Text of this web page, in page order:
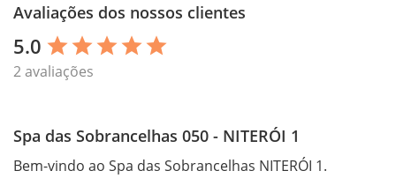
Avaliações dos nossos clientes
5.0 star star star star star
2 avaliações
Spa das Sobrancelhas 050 - NITERÓI 1
Bem-vindo ao Spa das Sobrancelhas NITERÓI 1.